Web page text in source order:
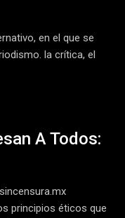
en el que se
la crítica, el
A Todos:
principios éticos que